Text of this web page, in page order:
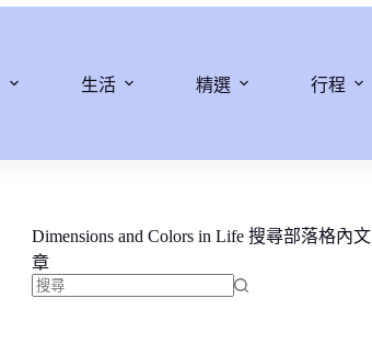
生活 精選 行程
Dimensions and Colors in Life 搜尋部落格內文
章